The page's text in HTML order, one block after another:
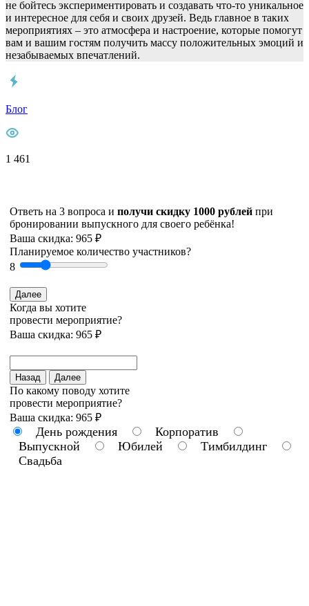
не бойтесь экспериментировать и создавать что-то уникальное
и интересное для себя и своих друзей. Ведь главное в таких
мероприятиях – это атмосфера и настроение, которые помогут
вам и вашим гостям получить массу положительных эмоций и
незабываемых впечатлений.
Блог
1 461
Ответь на 3 вопроса и получи скидку 1000 рублей при
бронировании выпускного для своего ребёнка!
Ваша скидка: 965 ₽
Планируемое количество участников?
8
Далее
Когда вы хотите
провести мероприятие?
Ваша скидка: 965 ₽
Назад Далее
По какому поводу хотите
провести мероприятие?
Ваша скидка: 965 ₽
День рождения
Корпоратив
Выпускной
Юбилей
Тимбилдинг
Свадьба